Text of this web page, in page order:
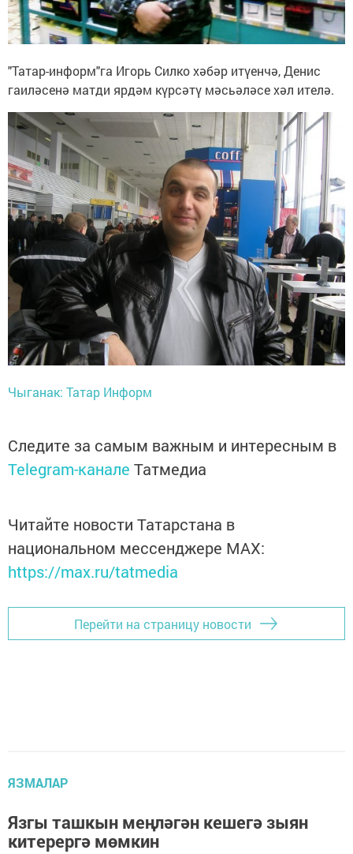
"Татар-информ"га Игорь Силко хәбәр итүенчә, Денис
гаиләсенә матди ярдәм күрсәтү мәсьәләсе хәл ителә.
Чыганак: Татар Информ
Следите за самым важным и интересным в
Telegram-канале Татмедиа
Читайте новости Татарстана в
национальном мессенджере MАХ:
https://max.ru/tatmedia
Перейти на страницу новости
ЯЗМАЛАР
Язгы ташкын меңләгән кешегә зыян
китерергә мөмкин